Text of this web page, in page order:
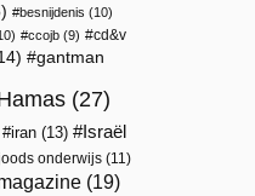
besnijdenis (10)
ccojb (9)
cd&v
gantman
(27)
iran (13)
Israël
onderwijs (11)
(19)